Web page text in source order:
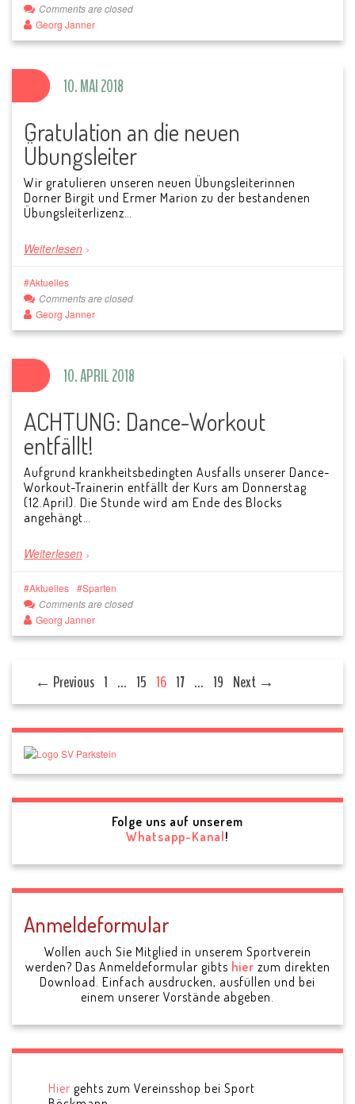
Comments are closed
Georg Janner
Gratulation an die neuen
Übungsleiter
Wir gratulieren unseren neuen Übungsleiterinnen
Dorner Birgit und Ermer Marion zu der bestandenen
Übungsleiterlizenz…
Weiterlesen
10. MAI 2018
Aktuelles
Comments are closed
Georg Janner
ACHTUNG: Dance-Workout
entfällt!
Aufgrund krankheitsbedingten Ausfalls unserer Dance-
Workout-Trainerin entfällt der Kurs am Donnerstag
(12.April). Die Stunde wird am Ende des Blocks
angehängt…
Weiterlesen
10. APRIL 2018
Aktuelles
Sparten
Comments are closed
Georg Janner
← Previous 1 … 15 16 17 … 19 Next →
Folge uns auf unserem
Whatsapp-Kanal!
Anmeldeformular
Wollen auch Sie Mitglied in unserem Sportverein
werden? Das Anmeldeformular gibts hier zum direkten
Download. Einfach ausdrucken, ausfüllen und bei
einem unserer Vorstände abgeben.
Hier gehts zum Vereinsshop bei Sport